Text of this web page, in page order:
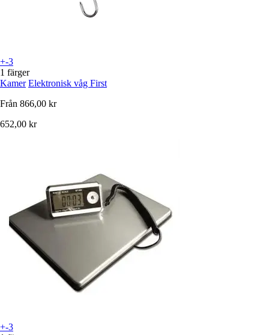
+-3
1 färger
Kamer Elektronisk våg First
Från 866,00 kr
652,00 kr
+-3